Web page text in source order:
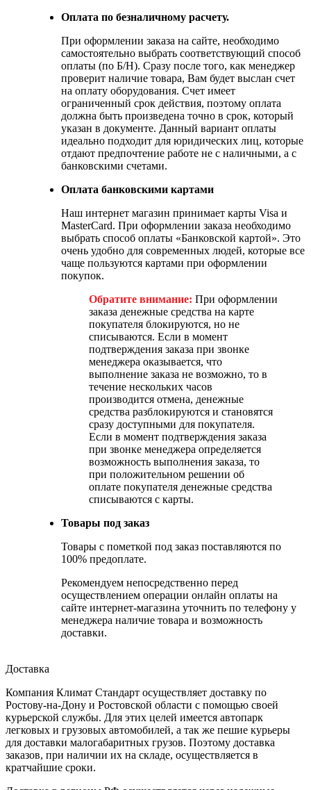
Оплата по безналичному расчету.
При оформлении заказа на сайте, необходимо
самостоятельно выбрать соответствующий способ
оплаты (по Б/Н). Сразу после того, как менеджер
проверит наличие товара, Вам будет выслан счет
на оплату оборудования. Счет имеет
ограниченный срок действия, поэтому оплата
должна быть произведена точно в срок, который
указан в документе. Данный вариант оплаты
идеально подходит для юридических лиц, которые
отдают предпочтение работе не с наличными, а с
банковскими счетами.
Оплата банковскими картами
Наш интернет магазин принимает карты Visa и
MasterCard. При оформлении заказа необходимо
выбрать способ оплаты «Банковской картой». Это
очень удобно для современных людей, которые все
чаще пользуются картами при оформлении
покупок.
Обратите внимание: При оформлении
заказа денежные средства на карте
покупателя блокируются, но не
списываются. Если в момент
подтверждения заказа при звонке
менеджера оказывается, что
выполнение заказа не возможно, то в
течение нескольких часов
производится отмена, денежные
средства разблокируются и становятся
сразу доступными для покупателя.
Если в момент подтверждения заказа
при звонке менеджера определяется
возможность выполнения заказа, то
при положительном решении об
оплате покупателя денежные средства
списываются с карты.
Товары под заказ
Товары с пометкой под заказ поставляются по
100% предоплате.
Рекомендуем непосредственно перед
осуществлением операции онлайн оплаты на
сайте интернет-магазина уточнить по телефону у
менеджера наличие товара и возможность
доставки.
Доставка
Компания Климат Стандарт осуществляет доставку по
Ростову-на-Дону и Ростовской области с помощью своей
курьерской службы. Для этих целей имеется автопарк
легковых и грузовых автомобилей, а так же пешие курьеры
для доставки малогабаритных грузов. Поэтому доставка
заказов, при наличии их на складе, осуществляется в
кратчайшие сроки.